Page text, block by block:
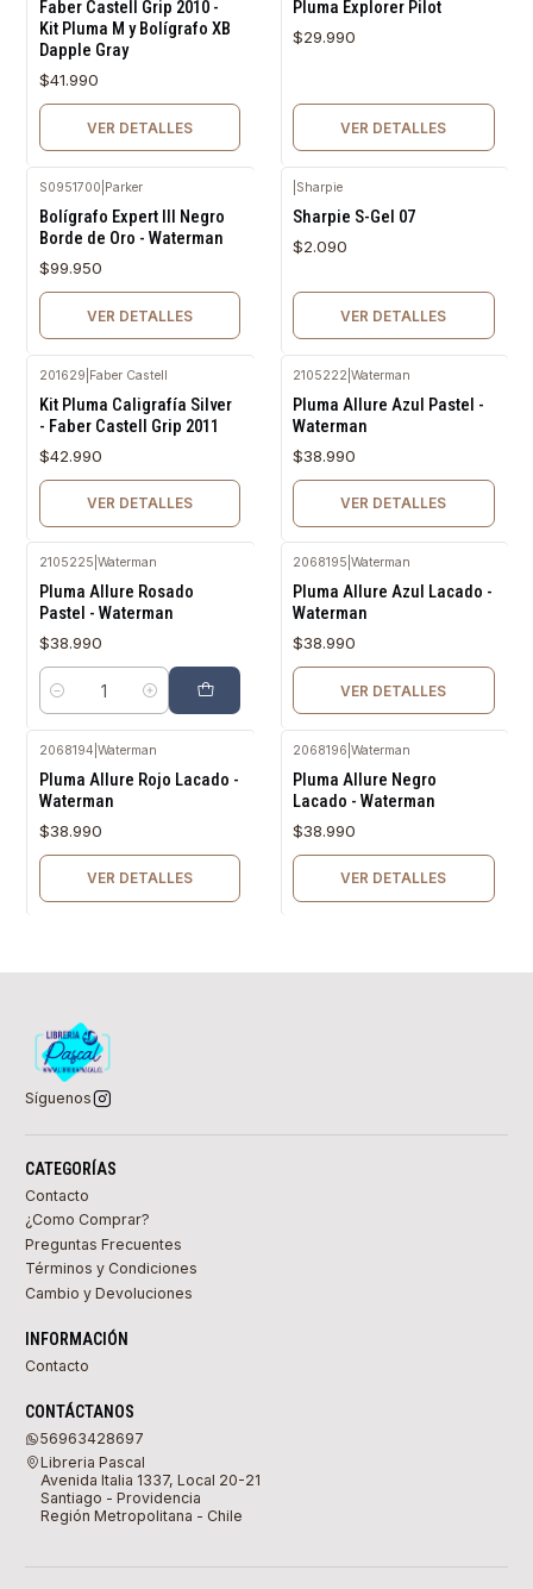
Faber Castell Grip 2010 -
Kit Pluma M y Bolígrafo XB
Dapple Gray
$41.990
VER DETALLES
Pluma Explorer Pilot
$29.990
VER DETALLES
S0951700 Parker
Bolígrafo Expert III Negro
Borde de Oro - Waterman
$99.950
VER DETALLES
Sharpie
Sharpie S-Gel 07
$2.090
VER DETALLES
201629 Faber Castell
Kit Pluma Caligrafía Silver
- Faber Castell Grip 2011
$42.990
VER DETALLES
2105222 Waterman
Pluma Allure Azul Pastel -
Waterman
$38.990
VER DETALLES
2105225 Waterman
Pluma Allure Rosado
Pastel - Waterman
$38.990
Cantidad
2068195 Waterman
Pluma Allure Azul Lacado -
Waterman
$38.990
VER DETALLES
2068194 Waterman
Pluma Allure Rojo Lacado -
Waterman
$38.990
VER DETALLES
2068196 Waterman
Pluma Allure Negro
Lacado - Waterman
$38.990
VER DETALLES
Síguenos
CATEGORÍAS
Contacto
¿Como Comprar?
Preguntas Frecuentes
Términos y Condiciones
Cambio y Devoluciones
INFORMACIÓN
Contacto
CONTÁCTANOS
56963428697
Libreria Pascal
Avenida Italia 1337, Local 20-21
Santiago - Providencia
Región Metropolitana - Chile